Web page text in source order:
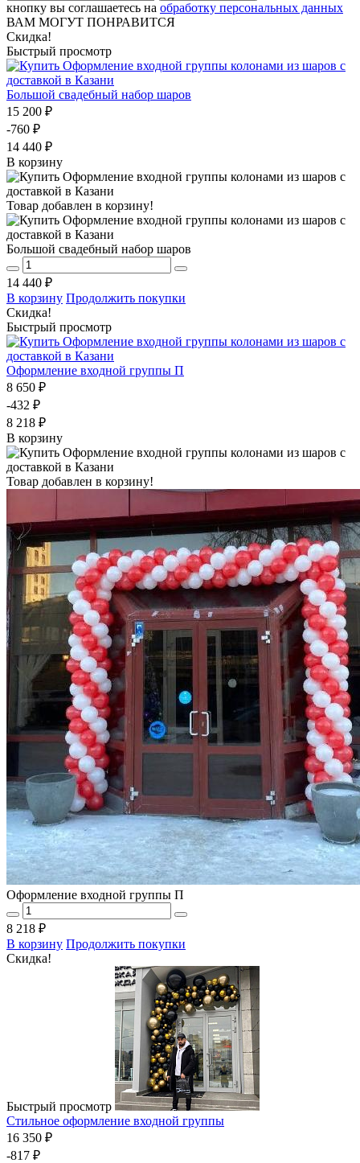
кнопку вы соглашаетесь на обработку персональных данных
ВАМ МОГУТ ПОНРАВИТСЯ
Скидка!
Быстрый просмотр
Большой свадебный набор шаров
15 200 ₽
-760 ₽
14 440 ₽
В корзину
Товар добавлен в корзину!
Большой свадебный набор шаров
14 440 ₽
В корзину Продолжить покупки
Скидка!
Быстрый просмотр
Оформление входной группы П
8 650 ₽
-432 ₽
8 218 ₽
В корзину
Товар добавлен в корзину!
Оформление входной группы П
8 218 ₽
В корзину Продолжить покупки
Скидка!
Быстрый просмотр
Стильное оформление входной группы
16 350 ₽
-817 ₽